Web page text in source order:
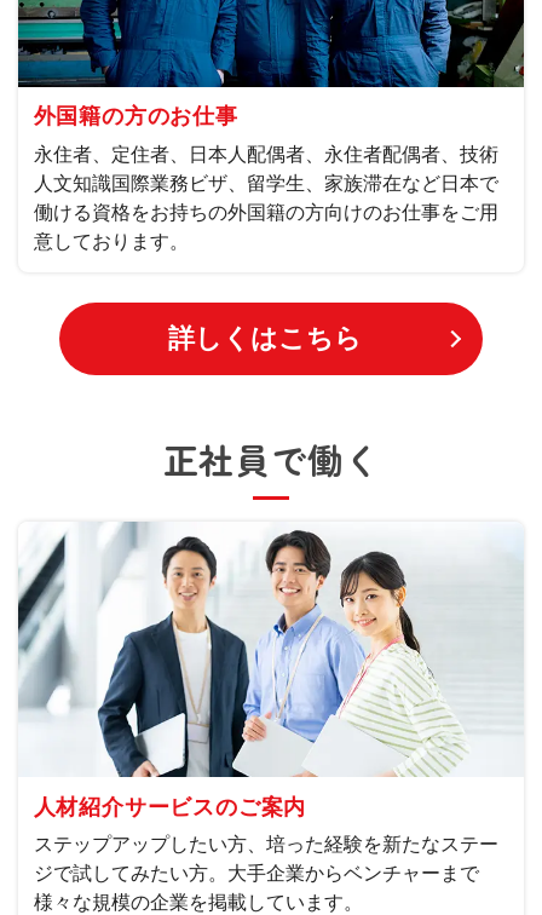
外国籍の方のお仕事
永住者、定住者、日本人配偶者、永住者配偶者、技術
人文知識国際業務ビザ、留学生、家族滞在など日本で
働ける資格をお持ちの外国籍の方向けのお仕事をご用
意しております。
詳しくはこちら
正社員で働く
人材紹介サービスのご案内
ステップアップしたい方、培った経験を新たなステー
ジで試してみたい方。大手企業からベンチャーまで
様々な規模の企業を掲載しています。